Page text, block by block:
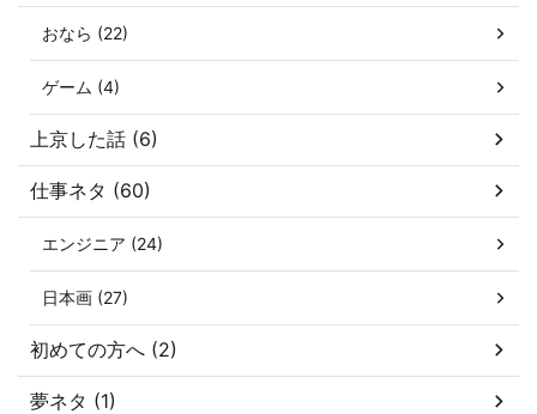
おなら (22)
ゲーム (4)
上京した話 (6)
仕事ネタ (60)
エンジニア (24)
日本画 (27)
初めての方へ (2)
夢ネタ (1)